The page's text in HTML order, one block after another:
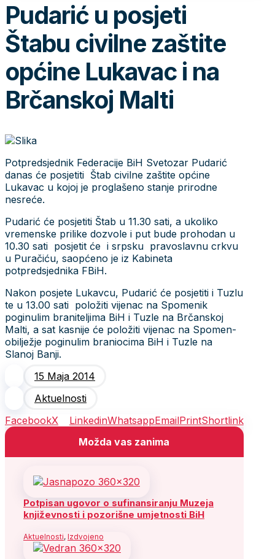
Pudarić u posjeti
Štabu civilne zaštite
općine Lukavac i na
Brčanskoj Malti
Potpredsjednik Federacije BiH Svetozar Pudarić
danas će posjetiti Štab civilne zaštite općine
Lukavac u kojoj je proglašeno stanje prirodne
nesreće.
Pudarić će posjetiti Štab u 11.30 sati, a ukoliko
vremenske prilike dozvole i put bude prohodan u
10.30 sati posjetit će i srpsku pravoslavnu crkvu
u Puračiću, saopćeno je iz Kabineta
potpredsjednika FBiH.
Nakon posjete Lukavcu, Pudarić će posjetiti i Tuzlu
te u 13.00 sati položiti vijenac na Spomenik
poginulim braniteljima BiH i Tuzle na Brčanskoj
Malti, a sat kasnije će položiti vijenac na Spomen-
obilježje poginulim braniocima BiH i Tuzle na
Slanoj Banji.
15 Maja 2014
Aktuelnosti
FacebookX LinkedinWhatsappEmailPrintShortlink
Možda vas zanima
Potpisan ugovor o sufinansiranju Muzeja
književnosti i pozorišne umjetnosti BiH
Aktuelnosti, Izdvojeno